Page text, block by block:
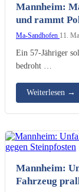
Mannheim:
und rammt
Ma-Sandhofen 11.
Ein 57-Jähriger
bedroht …
Weiterlesen →
Mannheim:
Fahrzeug